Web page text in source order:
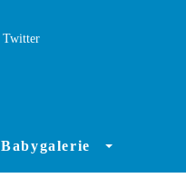
Babygalerie
Twitter